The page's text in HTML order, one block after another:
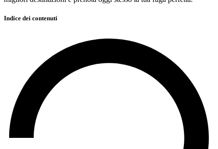
Indice dei contenuti